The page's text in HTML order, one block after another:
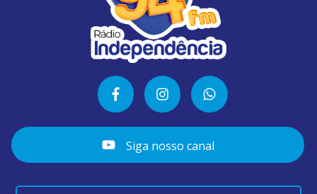
Siga nosso canal